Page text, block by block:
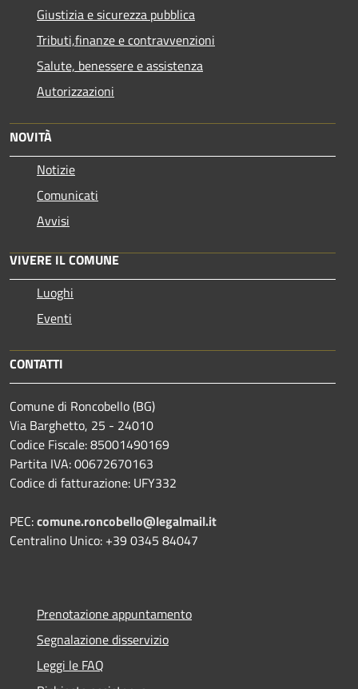
Giustizia e sicurezza pubblica
Tributi,finanze e contravvenzioni
Salute, benessere e assistenza
Autorizzazioni
NOVITÀ
Notizie
Comunicati
Avvisi
VIVERE IL COMUNE
Luoghi
Eventi
CONTATTI
Comune di Roncobello (BG)
Via Barghetto, 25 - 24010
Codice Fiscale: 85001490169
Partita IVA: 00672670163
Codice di fatturazione: UFY332
PEC:comune.roncobello@legalmail.it
Centralino Unico: +39 0345 84047
Prenotazione appuntamento
Segnalazione disservizio
Leggi le FAQ